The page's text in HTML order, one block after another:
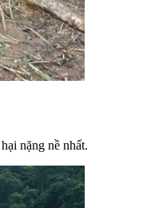
nặng nề nhất.